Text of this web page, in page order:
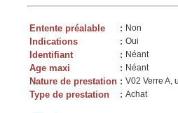
Entente préalable : Non
Indications : Oui
Identifiant : Néant
Age maxi : Néant
Nature de prestation : V02 Verre A,
Type de prestation : Achat